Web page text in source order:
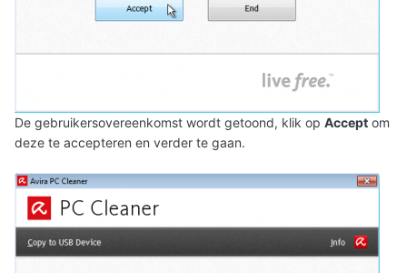
De gebruikersovereenkomst wordt getoond, klik op Accept om
deze te accepteren en verder te gaan.